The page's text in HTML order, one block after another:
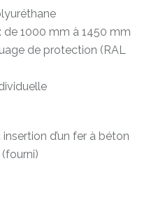
1000 mm à 1450 mm
de protection (RAL
d’un fer à béton